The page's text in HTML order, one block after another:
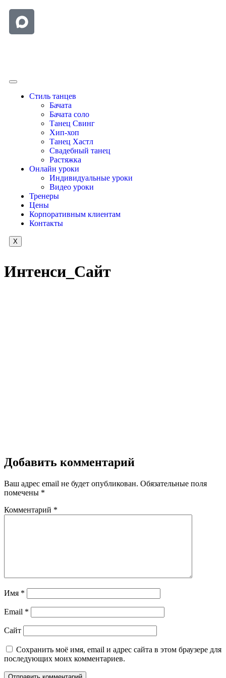
Стиль танцев
Бачата
Бачата соло
Танец Свинг
Хип-хоп
Танец Хастл
Свадебный танец
Растяжка
Онлайн уроки
Индивидуальные уроки
Видео уроки
Тренеры
Цены
Корпоративным клиентам
Контакты
X
Интенси_Сайт
Добавить комментарий
Ваш адрес email не будет опубликован. Обязательные поля
помечены *
Комментарий *
Имя *
Email *
Сайт
Сохранить моё имя, email и адрес сайта в этом браузере для
последующих моих комментариев.